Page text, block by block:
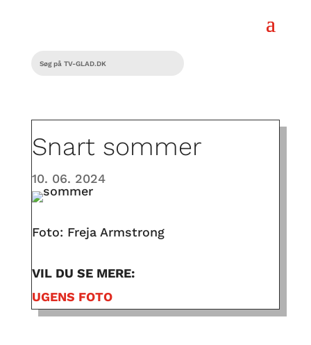
Snart sommer
10. 06. 2024
Foto: Freja Armstrong
VIL DU SE MERE:
UGENS FOTO